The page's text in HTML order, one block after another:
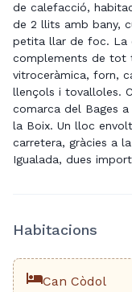
de calefacció,
de 2 llits amb bany,
petita llar de foc. La
complements de tot
vitroceràmica, forn,
llençols i tovalloles.
comarca del Bages
la Boix. Un lloc
carretera, gràcies a
Igualada, dues
Habitacions
Can Còdol